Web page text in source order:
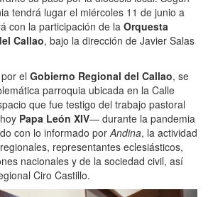
tendrá lugar el miércoles 11 de junio a
con la participación de la Orquesta
Callao, bajo la dirección de Javier Salas
el Gobierno Regional del Callao, se
parroquia ubicada en la Calle
que fue testigo del trabajo pastoral
Papa León XIV— durante la pandemia
con lo informado por Andina, la actividad
representantes eclesiásticos,
nacionales y de la sociedad civil, así
Ciro Castillo.